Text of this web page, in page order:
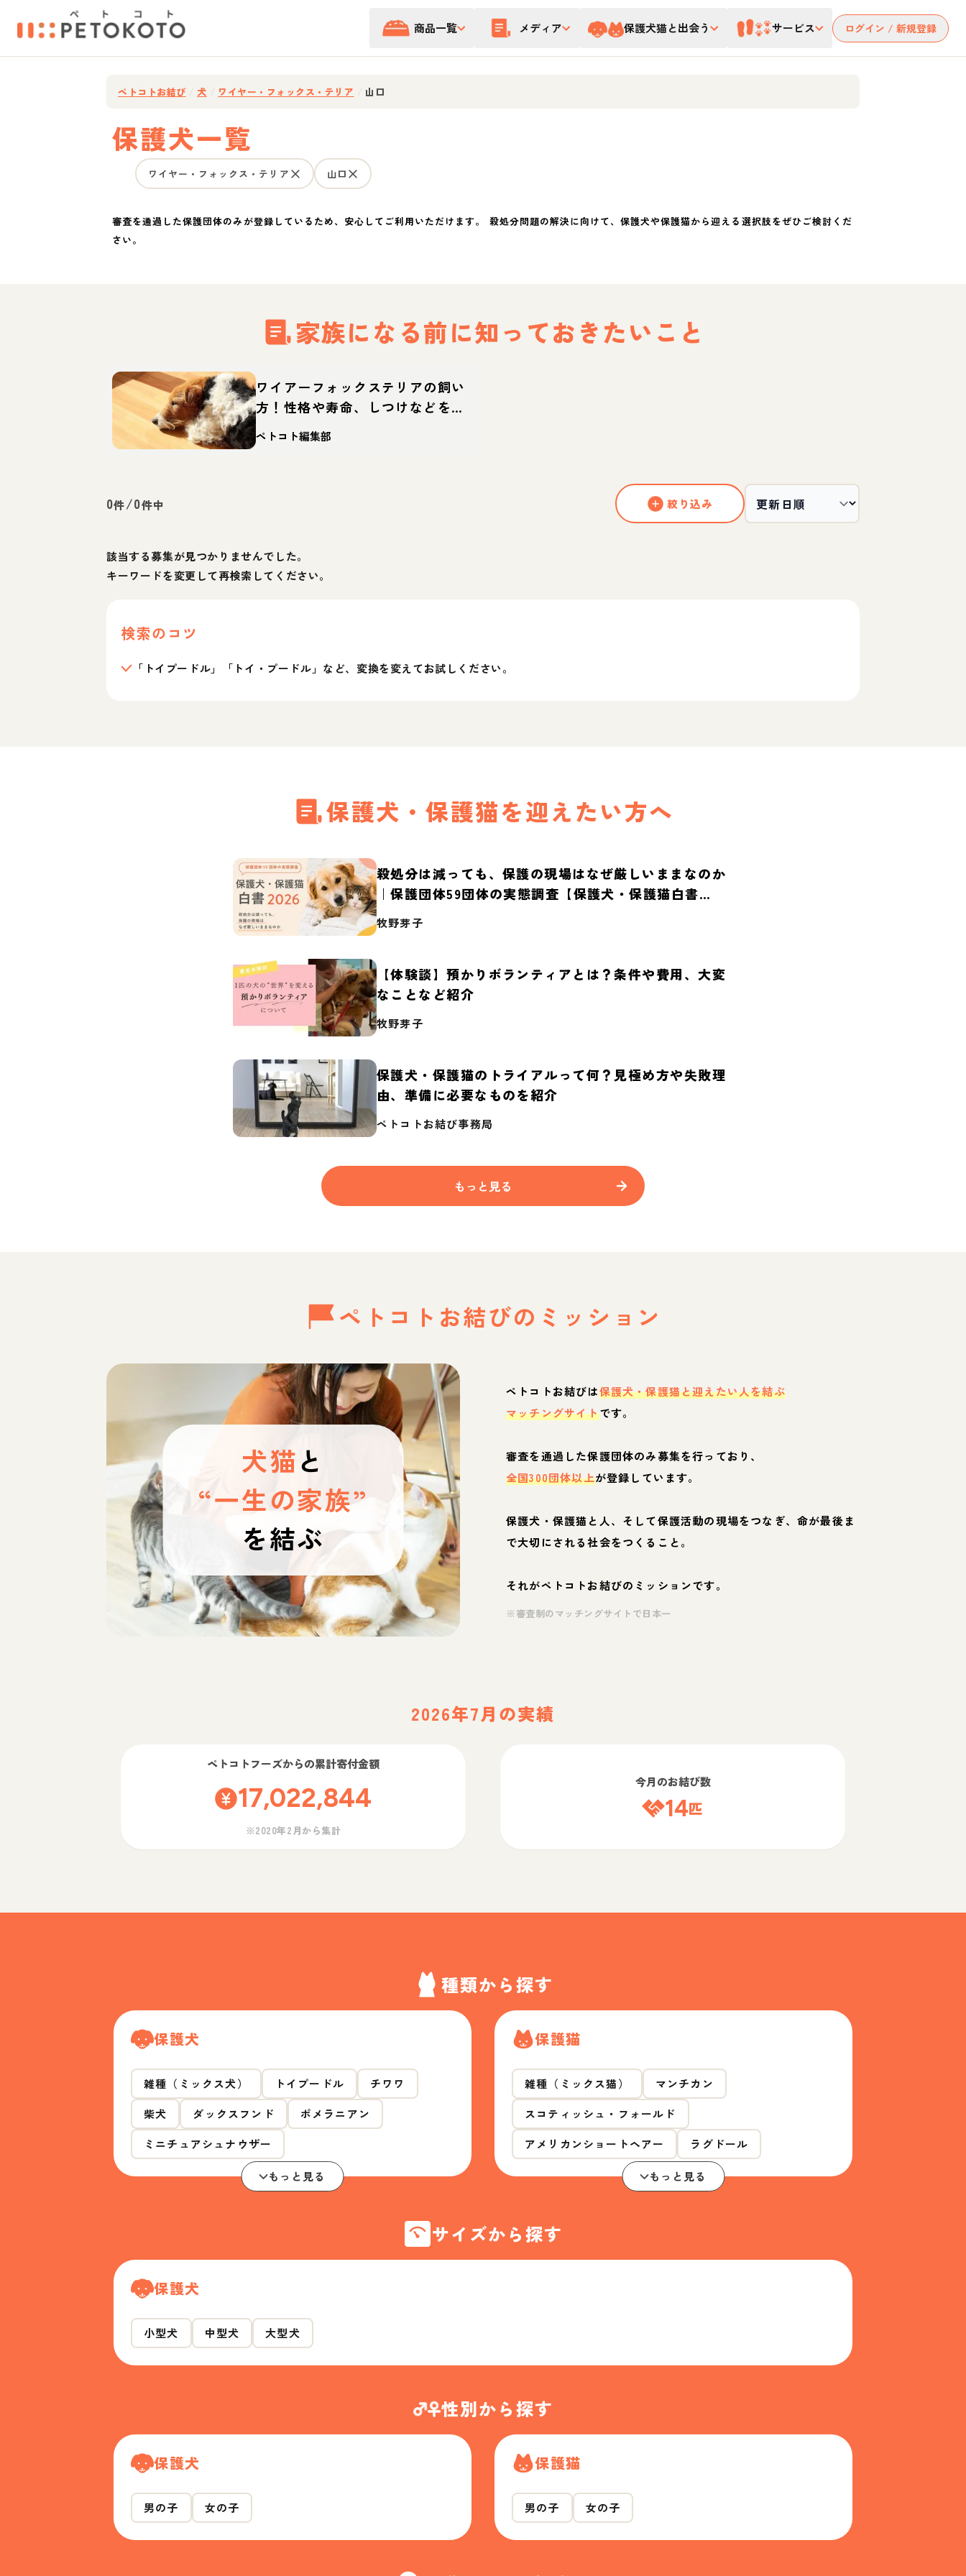
商品一覧 メディア 保護犬猫と出会う サービス ログイン / 新規登録
ペトコトお結び 犬 ワイヤー・フォックス・テリア 山口
保護犬一覧
ワイヤー・フォックス・テリア 山口
審査を通過した保護団体のみが登録しているため、安心してご利用いただけます。 殺処分問題の解決に向けて、保護犬や保護猫から迎える選択肢をぜひご検討くだ
さい。
家族になる前に知っておきたいこと
ワイアーフォックステリアの飼い
方！性格や寿命、しつけなどを解
ペトコト編集部
0件/0件中 絞り込み
該当する募集が見つかりませんでした。
キーワードを変更して再検索してください。
検索のコツ
「トイプードル」「トイ・プードル」など、変換を変えてお試しください。
保護犬・保護猫を迎えたい方へ
殺処分は減っても、保護の現場はなぜ厳しいままなのか
｜保護団体59団体の実態調査【保護犬・保護猫白書
2026】
牧野芽子
【体験談】預かりボランティアとは？条件や費用、大変
なことなど紹介
牧野芽子
保護犬・保護猫のトライアルって何？見極め方や失敗理
由、準備に必要なものを紹介
ペトコトお結び事務局
もっと見る
ペトコトお結びの ミッション
犬猫と
“一生の家族”
を結ぶ
ペトコトお結びは保護犬・保護猫と迎えたい人を結ぶ
マッチングサイトです。
審査を通過した保護団体のみ募集を行っており、
全国300団体以上が登録しています。
保護犬・保護猫と人、そして保護活動の現場をつなぎ、命が最後ま
で大切にされる社会をつくること。
それがペトコトお結びのミッションです。
※審査制のマッチングサイトで日本一
2026年7月の実績
ペトコトフーズからの累計寄付金額
17,022,844
※2020年2月から集計
今月のお結び数
14匹
種類から探す
保護犬
雑種（ミックス犬） トイプードル
チワワ
柴犬
ダックスフンド
ポメラニアン
ミニチュアシュナウザー
もっと見る
保護猫
雑種（ミックス猫）
マンチカン
スコティッシュ・フォールド
アメリカンショートヘアー
ラグドール
もっと見る
サイズから探す
保護犬
小型犬 中型犬 大型犬
性別から探す
保護犬
男の子 女の子
保護猫
男の子 女の子